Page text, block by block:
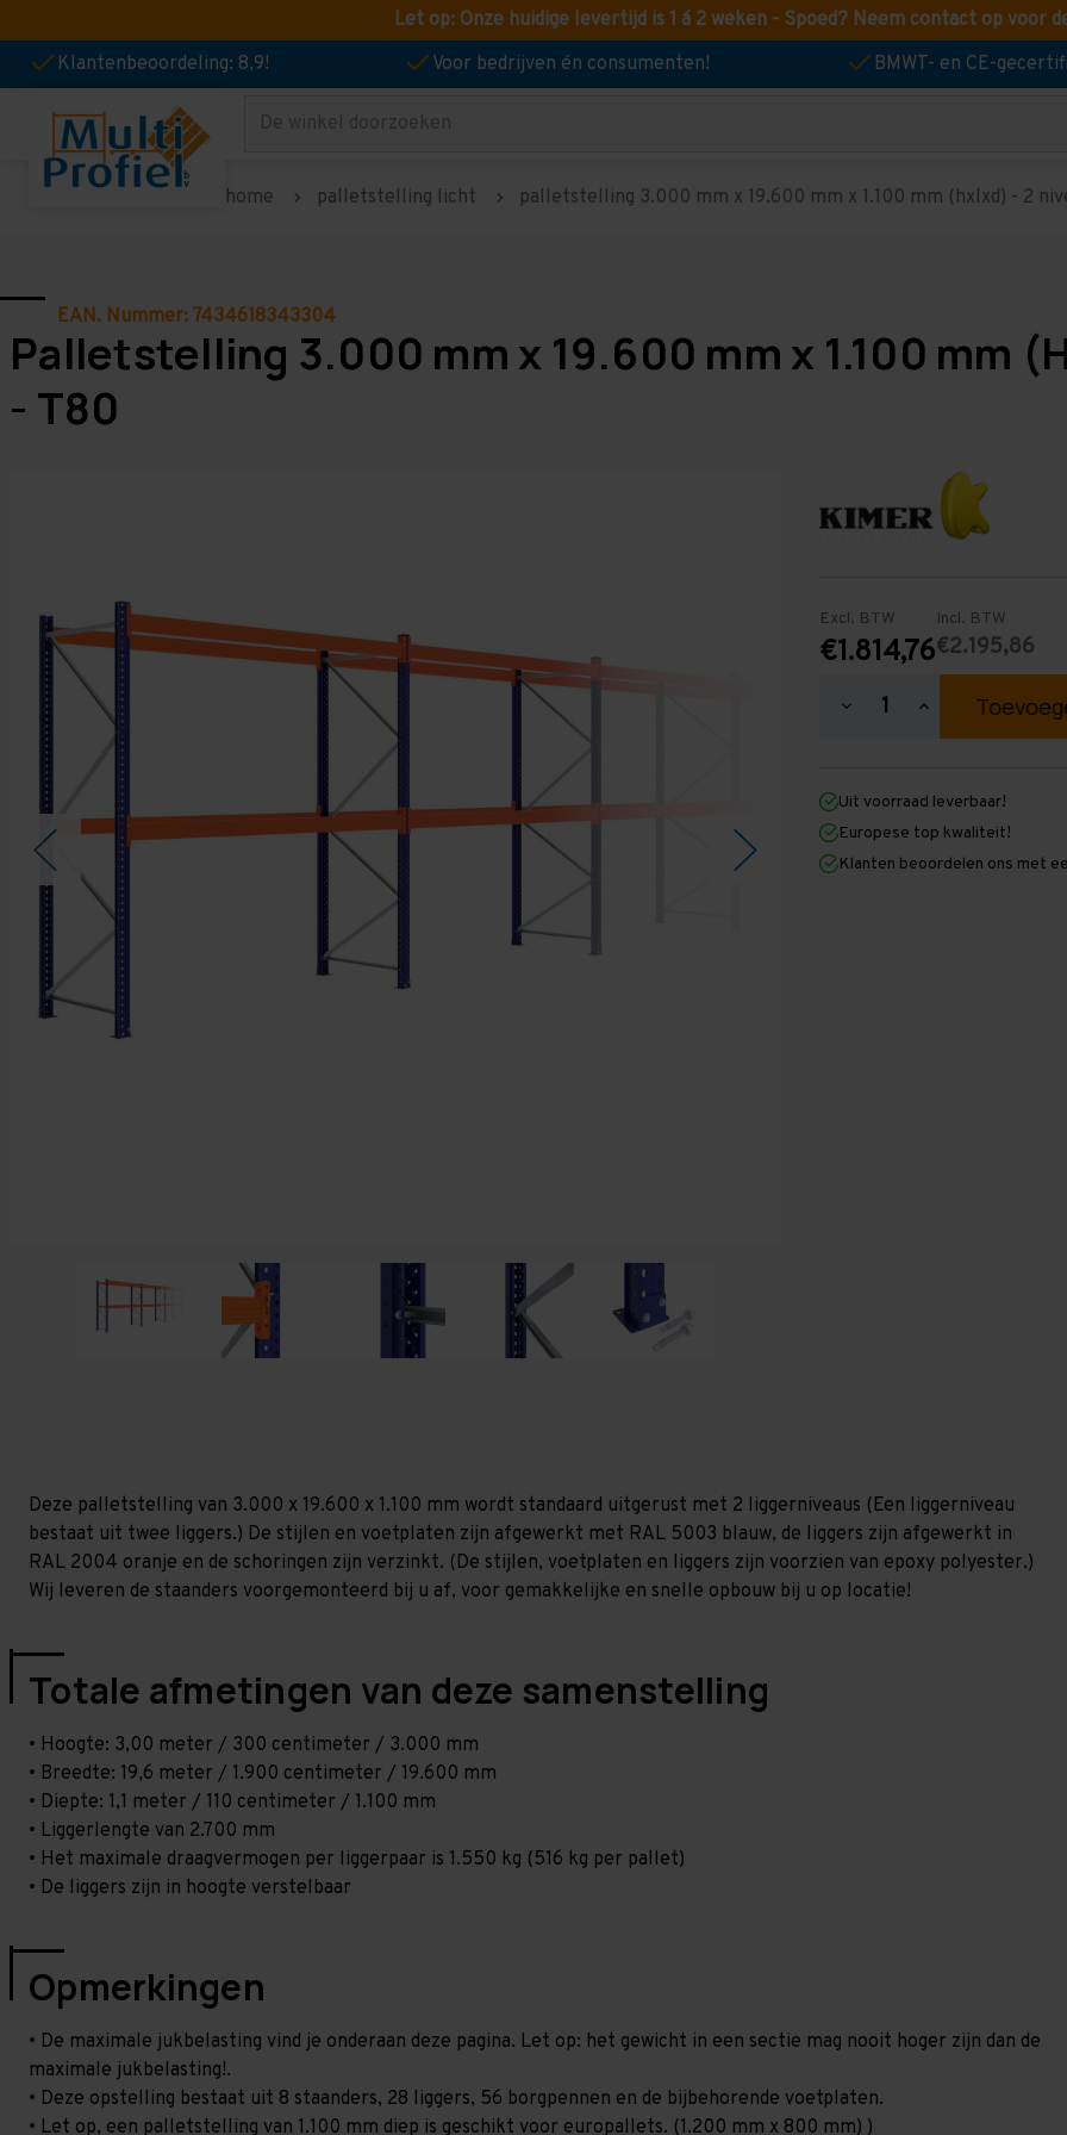
Let op: Onze huidige levertijd is 1 á 2 weken - Spoed? Neem contact op voor
Klantenbeoordeling: 8,9!
Voor bedrijven én consumenten! BMWT- en CE-
Zoeken
home palletstelling licht palletstelling 3.000 mm x 19.600 mm x 1.100 mm (hxlxd) - 2
EAN. Nummer: 7434618343304
Palletstelling 3.000 mm x 19.600 mm x 1.100 mm
- T80
Excl. BTW
€1.814,76
Incl. BTW
€2.195,86
Hoeveelheid
3.000
mm
x
19.600
mm
Hoeveelheid
verhogen
3.000
mm
x
19.600
mm
Uit voorraad leverbaar!
Europese top kwaliteit!
Klanten beoordelen ons met
Deze palletstelling van 3.000 x 19.600 x 1.100 mm wordt standaard uitgerust met 2 liggerniveaus (Een liggerniveau
bestaat uit twee liggers.) De stijlen en voetplaten zijn afgewerkt met RAL 5003 blauw, de liggers zijn afgewerkt in
RAL 2004 oranje en de schoringen zijn verzinkt. (De stijlen, voetplaten en liggers zijn voorzien van epoxy polyester.)
Wij leveren de staanders voorgemonteerd bij u af, voor gemakkelijke en snelle opbouw bij u op locatie!
Totale afmetingen van deze samenstelling
• Hoogte: 3,00 meter / 300 centimeter / 3.000 mm
• Breedte: 19,6 meter / 1.900 centimeter / 19.600 mm
• Diepte: 1,1 meter / 110 centimeter / 1.100 mm
• Liggerlengte van 2.700 mm
• Het maximale draagvermogen per liggerpaar is 1.550 kg (516 kg per pallet)
• De liggers zijn in hoogte verstelbaar
Opmerkingen
• De maximale jukbelasting vind je onderaan deze pagina. Let op: het gewicht in een sectie mag nooit hoger zijn dan de
maximale jukbelasting!.
• Deze opstelling bestaat uit 8 staanders, 28 liggers, 56 borgpennen en de bijbehorende voetplaten.
• Let op, een palletstelling van 1.100 mm diep is geschikt voor europallets. (1.200 mm x 800 mm) )